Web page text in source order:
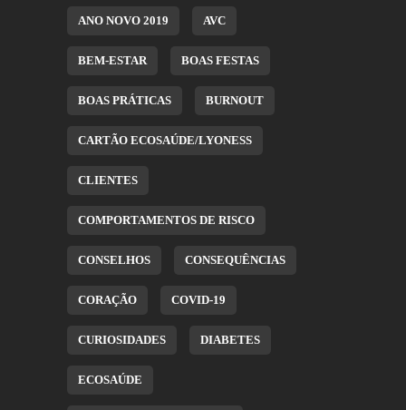
ANO NOVO 2019 AVC
BEM-ESTAR BOAS FESTAS
BOAS PRÁTICAS BURNOUT
CARTÃO ECOSAÚDE/LYONESS
CLIENTES
COMPORTAMENTOS DE RISCO
CONSELHOS CONSEQUÊNCIAS
CORAÇÃO COVID-19
CURIOSIDADES DIABETES
ECOSAÚDE